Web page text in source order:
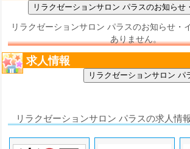
リラクゼーションサロン パラスのお知らせ・
ありません。
求人情報
リラクゼーションサロン パ
リラクゼーションサロン パラスの求人情